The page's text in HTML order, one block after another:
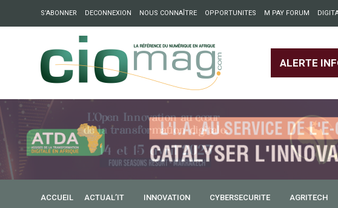
S’ABONNER DECONNEXION NOUS CONNAÎTRE OPPORTUNITES M PAY FORUM
ALERTE
: Partech Shaker lance Chapter54 pour créer des ponts entre l’Europe
ACCUEIL ACTUAL’IT INNOVATION CYBERSECURITE AGRITECH